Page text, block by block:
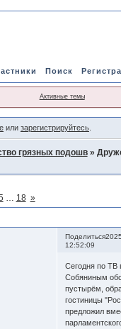
Поиск
Активные темы
или зарегистрируйтесь.
грязных подошв »
… 18 »
Поделиться
12:52:09
Сегодня по ТВ
Собяниным
пустырём,
гостиницы
предложил